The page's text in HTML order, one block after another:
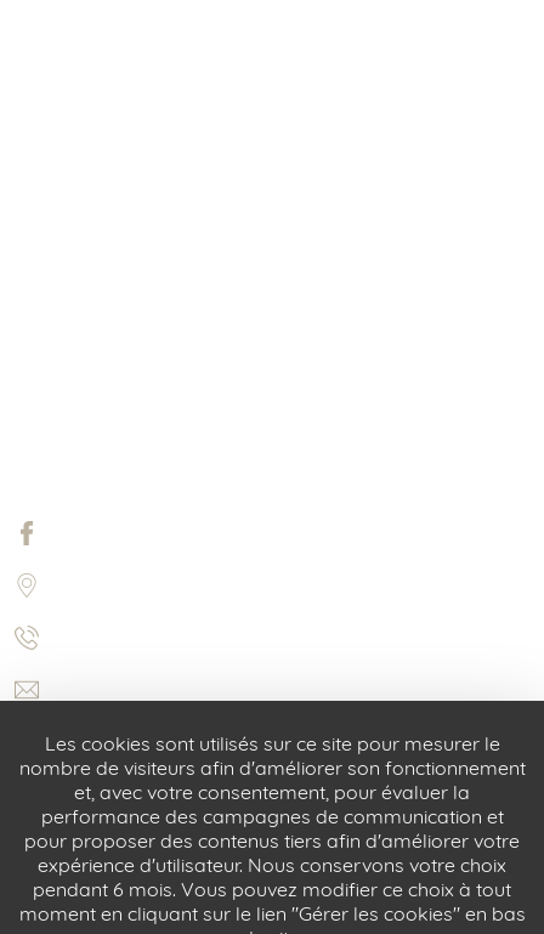
5 rue Castex 75004 Paris
+33 (0) 1 42 72 31 52
Les cookies sont utilisés sur ce site pour mesurer le
nombre de visiteurs afin d'améliorer son fonctionnement
et, avec votre consentement, pour évaluer la
performance des campagnes de communication et
pour proposer des contenus tiers afin d'améliorer votre
expérience d'utilisateur. Nous conservons votre choix
pendant 6 mois. Vous pouvez modifier ce choix à tout
moment en cliquant sur le lien "Gérer les cookies" en bas